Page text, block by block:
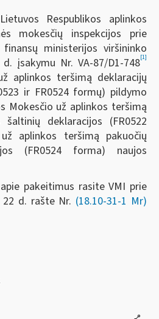
Respublikos aplinkos
mokesčių inspekcijos prie
finansų ministerijos viršininko
įsakymu Nr. VA-87/D1-748[1]
aplinkos teršimą deklaracijų
ir FR0524 formų) pildymo
Mokesčio už aplinkos teršimą
deklaracijos (FR0522
aplinkos teršimą pakuočių
(FR0524 forma) naujos
pakeitimus rasite VMI prie
d. rašte Nr. (18.10-31-1 Mr)